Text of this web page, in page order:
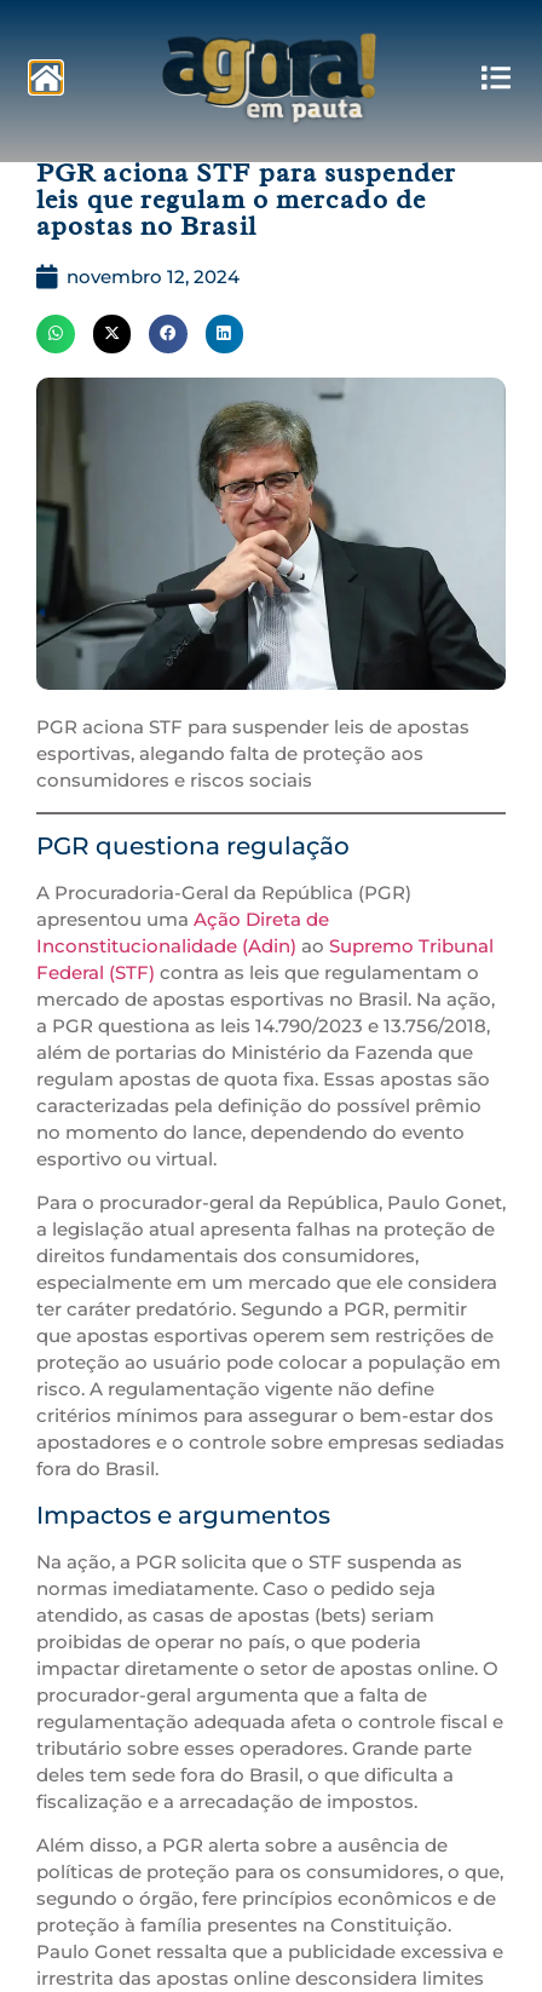
PGR aciona STF para suspender
leis que regulam o mercado de
apostas no Brasil
novembro 12, 2024
PGR aciona STF para suspender leis de apostas
esportivas, alegando falta de proteção aos
consumidores e riscos sociais
PGR questiona regulação
A Procuradoria-Geral da República (PGR)
apresentou uma Ação Direta de
Inconstitucionalidade (Adin) ao Supremo Tribunal
Federal (STF) contra as leis que regulamentam o
mercado de apostas esportivas no Brasil. Na ação,
a PGR questiona as leis 14.790/2023 e 13.756/2018,
além de portarias do Ministério da Fazenda que
regulam apostas de quota fixa. Essas apostas são
caracterizadas pela definição do possível prêmio
no momento do lance, dependendo do evento
esportivo ou virtual.
Para o procurador-geral da República, Paulo Gonet,
a legislação atual apresenta falhas na proteção de
direitos fundamentais dos consumidores,
especialmente em um mercado que ele considera
ter caráter predatório. Segundo a PGR, permitir
que apostas esportivas operem sem restrições de
proteção ao usuário pode colocar a população em
risco. A regulamentação vigente não define
critérios mínimos para assegurar o bem-estar dos
apostadores e o controle sobre empresas sediadas
fora do Brasil.
Impactos e argumentos
Na ação, a PGR solicita que o STF suspenda as
normas imediatamente. Caso o pedido seja
atendido, as casas de apostas (bets) seriam
proibidas de operar no país, o que poderia
impactar diretamente o setor de apostas online. O
procurador-geral argumenta que a falta de
regulamentação adequada afeta o controle fiscal e
tributário sobre esses operadores. Grande parte
deles tem sede fora do Brasil, o que dificulta a
fiscalização e a arrecadação de impostos.
Além disso, a PGR alerta sobre a ausência de
políticas de proteção para os consumidores, o que,
segundo o órgão, fere princípios econômicos e de
proteção à família presentes na Constituição.
Paulo Gonet ressalta que a publicidade excessiva e
irrestrita das apostas online desconsidera limites